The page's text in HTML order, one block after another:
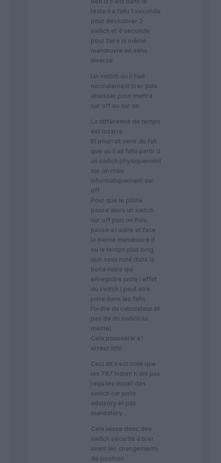
texte il a fallu 1 seconde
pour désactiver 2
switch et 4 seconde
pour faire la même
manœuvre en sens
inverse
Un switch ou il faut
normalement tirer puis
abaisser pour mettre
sur off ou sur on
La différence de temps
est bizarre
Et pourrait venir du fait
que qu il ait fallu partir d
un switch physiquement
sur on mais
informatiquement sur
off
Pour que le pilote
passe alors un switch
sur off puis on Puis
passe a l autre et face
la meme manœuvre d
ou le temps plus long
que celui noté dans la
boite noire qui
enregistre juste l effet
du switch ( peut etre
juste dans les faits
l’ordre du calculateur et
pas de du switch lui
meme)
Cela pousserai a l
erreur info
Ceci dit il est noté que
les 787 indien n ont pas
reçu les modif des
switch car juste
advisory et pas
mandatory…
Cela laisse donc des
switch sécurité à tirer
avant les changements
de position